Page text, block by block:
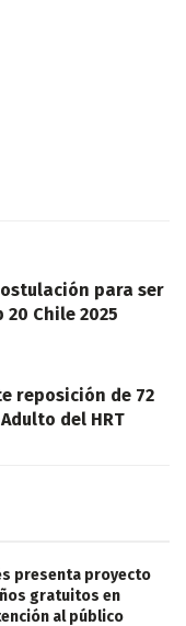
para ser
Chile 2025
reposición de 72
del HRT
presenta proyecto
gratuitos en
al público